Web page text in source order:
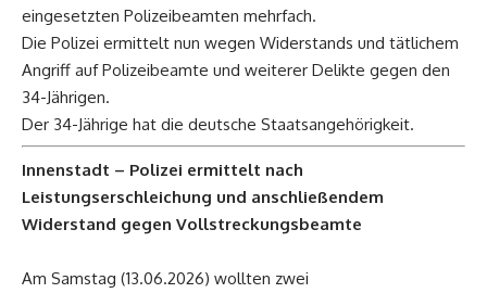
eingesetzten Polizeibeamten mehrfach.
Die Polizei ermittelt nun wegen Widerstands und tätlichem
Angriff auf Polizeibeamte und weiterer Delikte gegen den
34-Jährigen.
Der 34-Jährige hat die deutsche Staatsangehörigkeit.
Innenstadt – Polizei ermittelt nach
Leistungserschleichung und anschließendem
Widerstand gegen Vollstreckungsbeamte
Am Samstag (13.06.2026) wollten zwei